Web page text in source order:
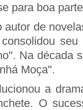
para boa
autor de
Na década
Moça".
a
O